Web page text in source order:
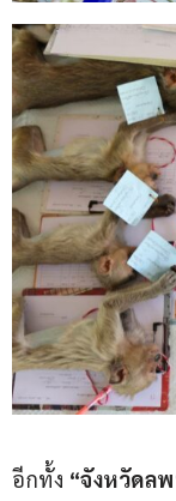
อีกทั้ง “จังหวัดล